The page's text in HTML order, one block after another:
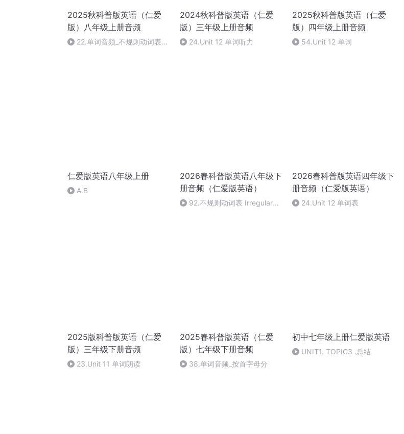
2025秋科普版英语（仁爱
版）八年级上册音频
22.单词音频_不规则动词表
2024秋科普版英语（仁爱
版）三年级上册音频
24.Unit 12 单词听力
2025秋科普版英语（仁爱
版）四年级上册音频
54.Unit 12 单词
仁爱版英语八年级上册
A.B
2026春科普版英语八年级下
册音频（仁爱版英语）
92.不规则动词表 Irregular
2026春科普版英语四年级下
册音频（仁爱版英语）
24.Unit 12 单词表
2025版科普版英语（仁爱
版）三年级下册音频
23.Unit 11 单词朗读
2025春科普版英语（仁爱
版）七年级下册音频
38.单词音频_按首字母分
初中七年级上册仁爱版英语
UNIT1. TOPIC3 .总结